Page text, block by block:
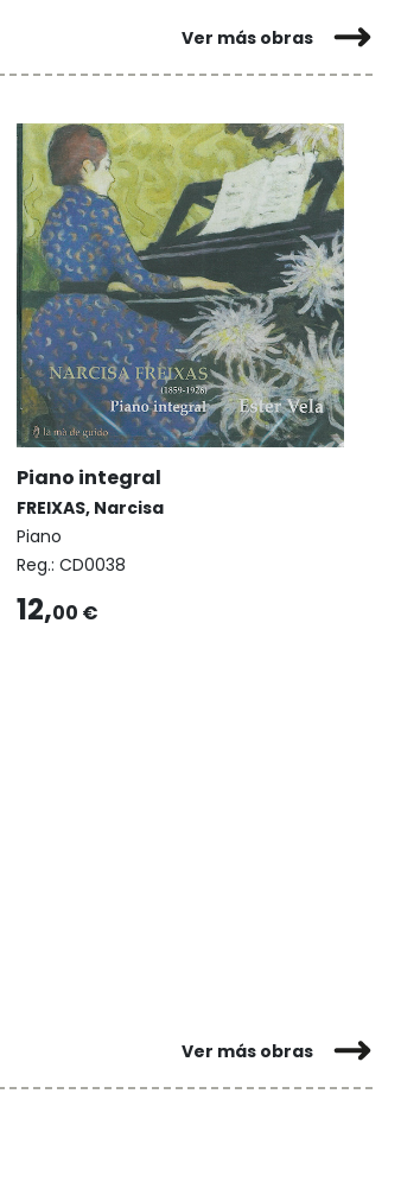
Ver más obras
Piano integral
FREIXAS, Narcisa
Piano
Reg.: CD0038
12,00 €
Ver más obras